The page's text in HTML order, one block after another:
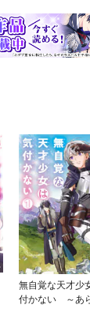
無自覚な天才少
付かない ～あ